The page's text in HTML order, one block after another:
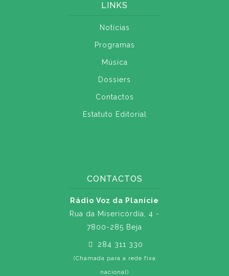
LINKS
Notícias
Programas
Música
Dossiers
Contactos
Estatuto Editorial
CONTACTOS
Rádio Voz da Planície
Rua da Misericórdia, 4 -
7800-285 Beja
284 311 330
(Chamada para a rede fixa
nacional)